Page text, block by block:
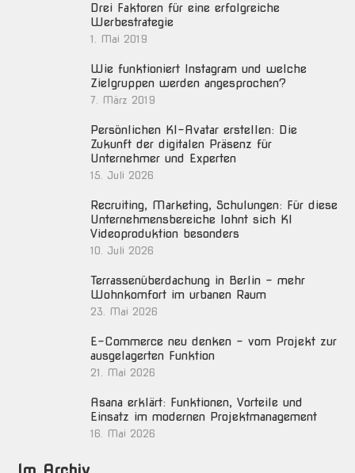
Drei Faktoren für eine erfolgreiche
Werbestrategie
1. Mai 2019
Wie funktioniert Instagram und welche
Zielgruppen werden angesprochen?
7. März 2019
Persönlichen KI-Avatar erstellen: Die
Zukunft der digitalen Präsenz für
Unternehmer und Experten
15. Juli 2026
Recruiting, Marketing, Schulungen: Für diese
Unternehmensbereiche lohnt sich KI
Videoproduktion besonders
10. Juli 2026
Terrassenüberdachung in Berlin – mehr
Wohnkomfort im urbanen Raum
23. Mai 2026
E-Commerce neu denken – vom Projekt zur
ausgelagerten Funktion
21. Mai 2026
Asana erklärt: Funktionen, Vorteile und
Einsatz im modernen Projektmanagement
16. Mai 2026